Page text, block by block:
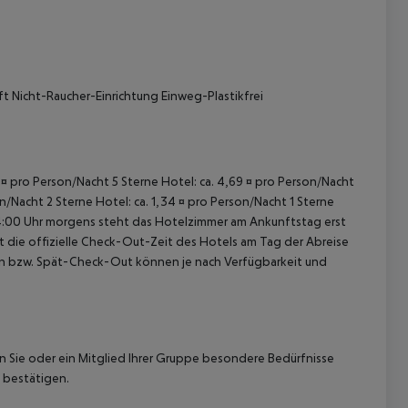
Nicht-Raucher-Einrichtung Einweg-Plastikfrei
Person/Nacht 5 Sterne Hotel: ca. 4,69 ¤ pro Person/Nacht
2 Sterne Hotel: ca. 1,34 ¤ pro Person/Nacht 1 Sterne
Uhr morgens steht das Hotelzimmer am Ankunftstag erst
offizielle Check-Out-Zeit des Hotels am Tag der Abreise
bzw. Spät-Check-Out können je nach Verfügbarkeit und
oder ein Mitglied Ihrer Gruppe besondere Bedürfnisse
bestätigen.